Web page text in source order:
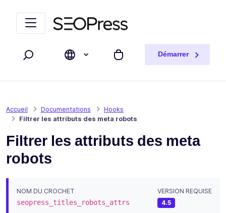
Rechercher Mon panier
Démarrer
Accueil Documentations
Hooks
Filtrer les attributs des meta robots
Filtrer les attributs des meta
robots
NOM DU CROCHET
seopress_titles_robots_attrs
VERSION REQUISE
4.5